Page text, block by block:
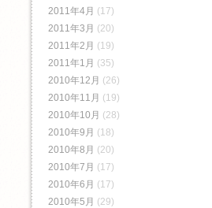
2011年4月 (17)
2011年3月 (20)
2011年2月 (19)
2011年1月 (35)
2010年12月 (26)
2010年11月 (19)
2010年10月 (28)
2010年9月 (18)
2010年8月 (20)
2010年7月 (17)
2010年6月 (17)
2010年5月 (29)